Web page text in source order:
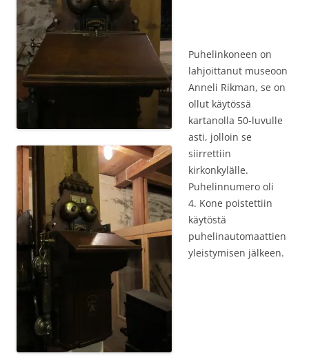
Puhelinkoneen on
lahjoittanut museoon
Anneli Rikman, se on
ollut käytössä
kartanolla 50-luvulle
asti, jolloin se
siirrettiin
kirkonkylälle.
Puhelinnumero oli
4. Kone poistettiin
käytöstä
puhelinautomaattien
yleistymisen jälkeen.